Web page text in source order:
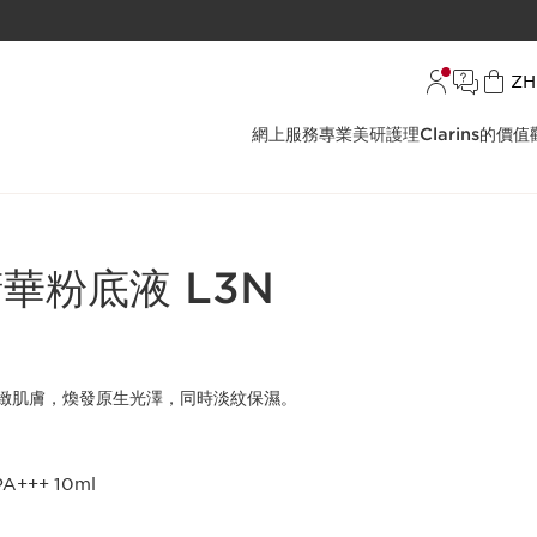
語言
ZH
網上服務專業美研護理Clarins的價值
粉底液 L3N
膚，煥發原生光澤，同時淡紋保濕。
10ml